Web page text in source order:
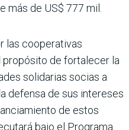
más de US$ 777 mil.
las cooperativas
de fortalecer la
solidarias socias a
defensa de sus intereses
de estos
bajo el Programa